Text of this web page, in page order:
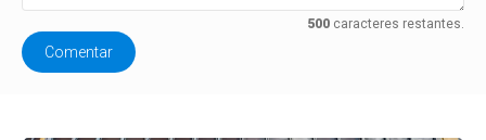
500caracteres restantes.
Comentar